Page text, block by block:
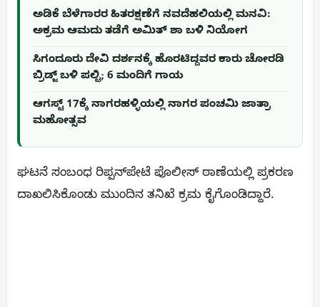
ಅಡಿಕೆ ಬೆಳೆಗಾರರ ಹಿತರಕ್ಷಣೆಗೆ ನವದೆಹಲಿಯಲ್ಲಿ ಮನವಿ:
ಅಕ್ರಮ ಆಮದು ತಡೆಗೆ ಅಮಿತ್ ಶಾ ಬಳಿ ನಿಯೋಗ
ಸಿಗಂದೂರು ದೇವಿ ದರ್ಶನಕ್ಕೆ ಹೊರಟಿದ್ದವರ ಕಾರು ಚೋರಡಿ
ಬ್ರಿಡ್ಜ್ ಬಳಿ ಪಲ್ಟಿ; 6 ಮಂದಿಗೆ ಗಾಯ
ಆಗಸ್ಟ್ 17ಕ್ಕೆ ನಾಗರಹಳ್ಳಿಯಲ್ಲಿ ನಾಗರ ಪಂಚಮಿ ಜಾತ್ರಾ
ಮಹೋತ್ಸವ
ಘಟನೆ ಸಂಬಂಧ ರಿಪ್ಪನ್‌ಪೇಟೆ ಪೊಲೀಸ್ ಠಾಣೆಯಲ್ಲಿ ಪ್ರಕರಣ
ದಾಖಲಿಸಿಕೊಂಡು ಮುಂದಿನ ತನಿಖೆ ಕ್ರಮ ಕೈಗೊಂಡಿದ್ದಾರೆ.